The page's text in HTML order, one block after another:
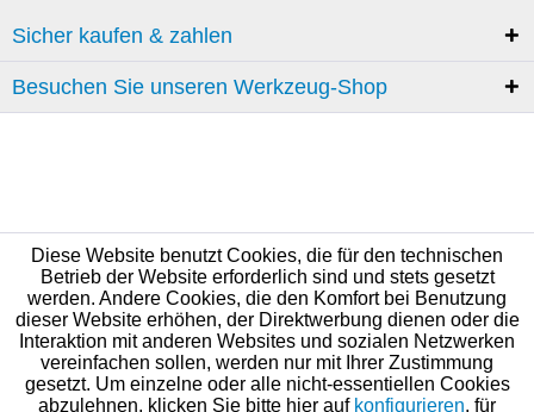
Sicher kaufen & zahlen
Besuchen Sie unseren Werkzeug-Shop
Diese Website benutzt Cookies, die für den technischen
Betrieb der Website erforderlich sind und stets gesetzt
werden. Andere Cookies, die den Komfort bei Benutzung
dieser Website erhöhen, der Direktwerbung dienen oder die
Interaktion mit anderen Websites und sozialen Netzwerken
vereinfachen sollen, werden nur mit Ihrer Zustimmung
gesetzt. Um einzelne oder alle nicht-essentiellen Cookies
abzulehnen, klicken Sie bitte hier auf konfigurieren, für